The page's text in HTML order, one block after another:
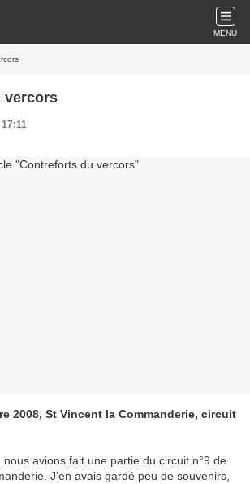
MENU
vercors
2008, St Vincent la Commanderie, circuit
avions fait une partie du circuit n°9 de
J'en avais gardé peu de souvenirs,